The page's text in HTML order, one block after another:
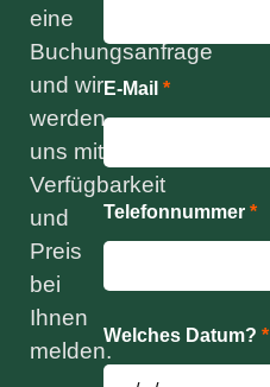
eine
Buchungsanfrage
und wir
werden
uns mit
Verfügbarkeit
und
Preis
bei
Ihnen
melden.
E-Mail*
Telefonnummer*
Welches Datum?*